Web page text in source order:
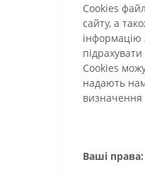
Cookies
сайту, а
інформацію
Cookies
надають
визначення
Ваші права: